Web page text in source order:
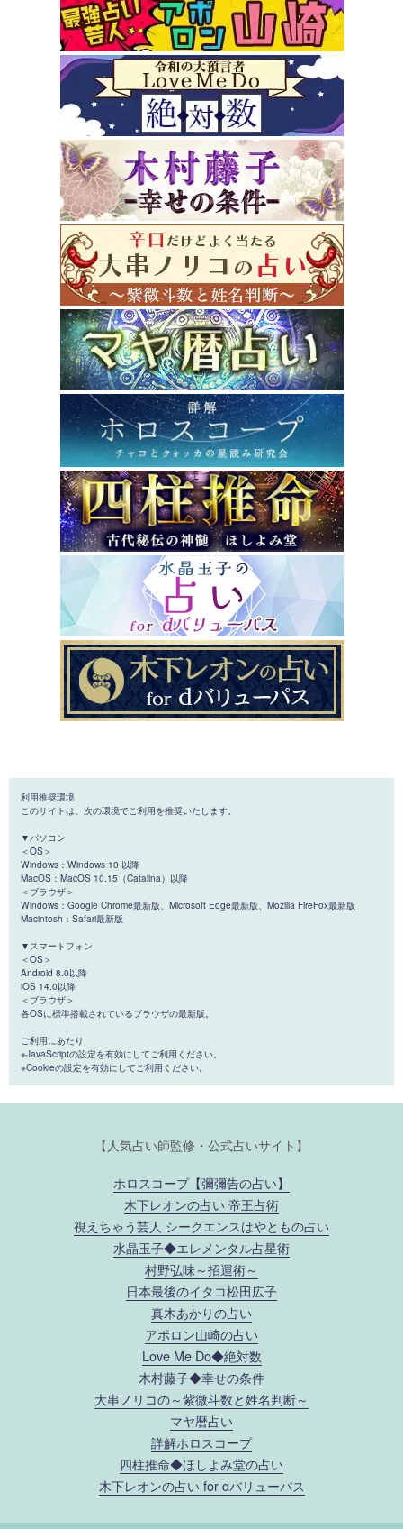
利用推奨環境
このサイトは、次の環境でご利用を推奨いたします。
▼パソコン
＜OS＞
Windows：Windows 10 以降
MacOS：MacOS 10.15（Catalina）以降
＜ブラウザ＞
Windows：Google Chrome最新版、Microsoft Edge最新版、Mozilla FireFox最新版
Macintosh：Safari最新版
▼スマートフォン
＜OS＞
Android 8.0以降
iOS 14.0以降
＜ブラウザ＞
各OSに標準搭載されているブラウザの最新版。
ご利用にあたり
※JavaScriptの設定を有効にしてご利用ください。
※Cookieの設定を有効にしてご利用ください。
【人気占い師監修・公式占いサイト】
ホロスコープ【彌彌告の占い】
木下レオンの占い 帝王占術
視えちゃう芸人 シークエンスはやともの占い
水晶玉子◆エレメンタル占星術
村野弘味～招運術～
日本最後のイタコ松田広子
真木あかりの占い
アポロン山崎の占い
Love Me Do◆絶対数
木村藤子◆幸せの条件
大串ノリコの～紫微斗数と姓名判断～
マヤ暦占い
詳解ホロスコープ
四柱推命◆ほしよみ堂の占い
木下レオンの占い for dバリューパス